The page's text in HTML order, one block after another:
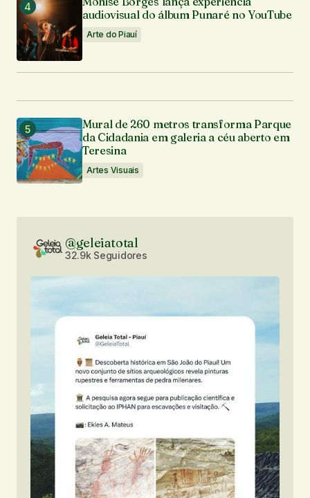
audiovisual do álbum Punaré no YouTube
Arte do Piauí
Mural de 260 metros transforma Parque
da Cidadania em galeria a céu aberto em
Teresina
Artes Visuais
@geleiatotal
32.9k Seguidores